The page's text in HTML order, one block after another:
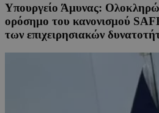
Υπουργείο Άμυνας:
ορόσημο του κανονισμού
των επιχειρησιακών